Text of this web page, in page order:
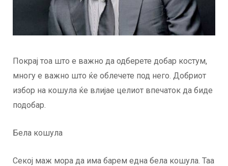
Покрај тоа што е важно да одберете добар костум,
многу е важно што ќе облечете под него. Добриот
избор на кошула ќе влијае целиот впечаток да биде
подобар.
Бела кошула
Секој маж мора да има барем една бела кошула. Таа